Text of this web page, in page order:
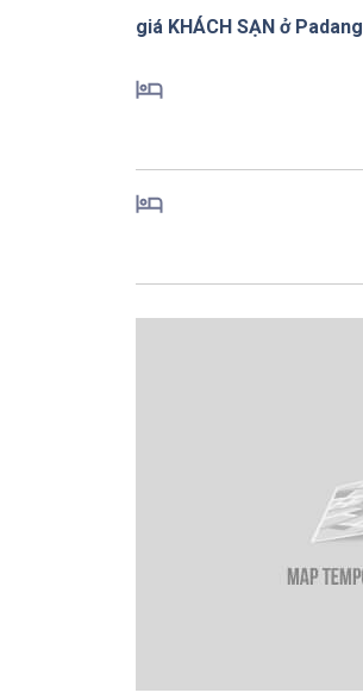
giá KHÁCH SẠN ở Padang